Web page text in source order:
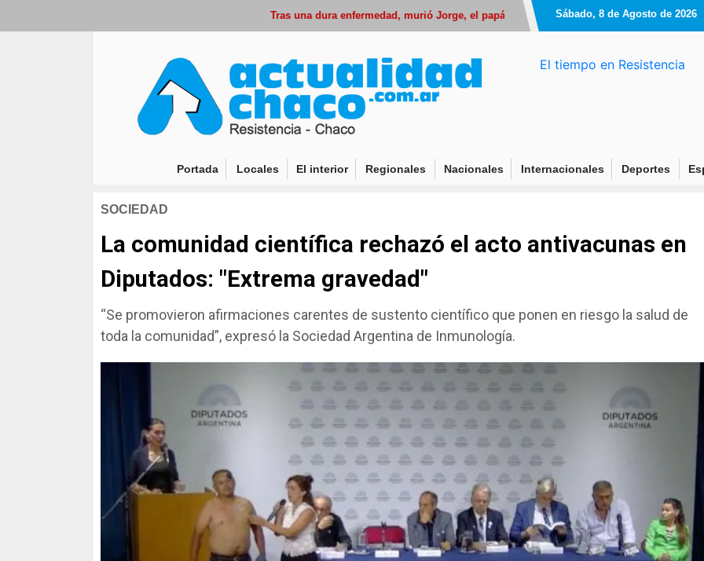
Tras una dura enfermedad, murió Jorge, el papá de Lionel Messi La industria sumó su
Sábado, 8 de Agosto de 2026
El tiempo en Resistencia
Portada (current)
Locales El interior Regionales Nacionales Internacionales Deportes
SOCIEDAD
La comunidad científica rechazó el acto antivacunas en
Diputados: "Extrema gravedad"
“Se promovieron afirmaciones carentes de sustento científico que ponen en riesgo la salud de
toda la comunidad”, expresó la Sociedad Argentina de Inmunología.